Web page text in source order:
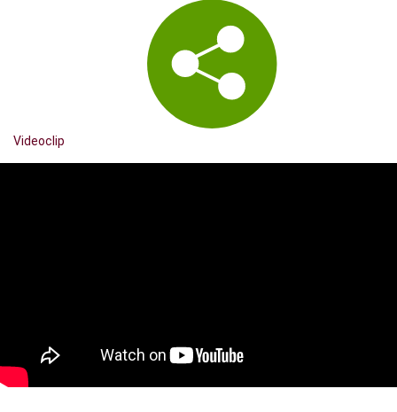
Videoclip